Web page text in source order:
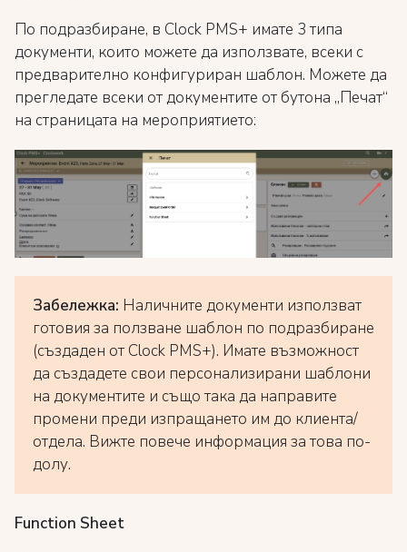
По подразбиране, в Clock PMS+ имате 3 типа
документи, които можете да използвате, всеки с
предварително конфигуриран шаблон. Можете да
прегледате всеки от документите от бутона „Печат“
на страницата на мероприятието:
Забележка: Наличните документи използват
готовия за ползване шаблон по подразбиране
(създаден от Clock PMS+). Имате възможност
да създадете свои персонализирани шаблони
на документите и също така да направите
промени преди изпращането им до клиента/
отдела. Вижте повече информация за това по-
долу.
Function Sheet